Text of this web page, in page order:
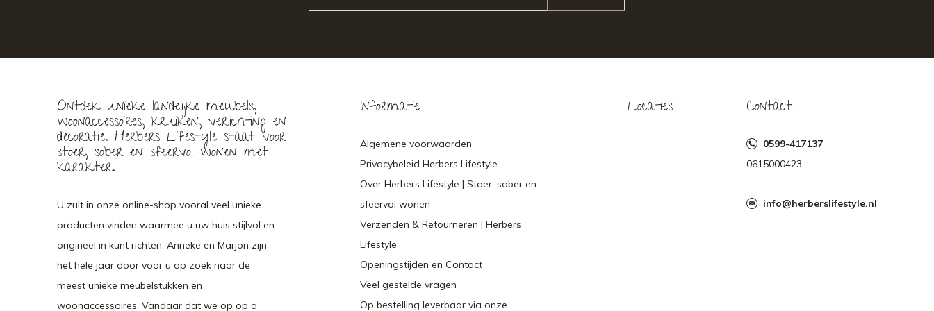
Ontdek unieke landelijke meubels,
woonaccessoires, kruiken, verlichting en
decoratie. Herbers Lifestyle staat voor
stoer, sober en sfeervol wonen met
karakter.
U zult in onze online-shop vooral veel unieke
producten vinden waarmee u uw huis stijlvol en
origineel in kunt richten. Anneke en Marjon zijn
het hele jaar door voor u op zoek naar de
meest unieke meubelstukken en
woonaccessoires. Vandaar dat we op op a
Informatie
Algemene voorwaarden
Privacybeleid Herbers Lifestyle
Over Herbers Lifestyle | Stoer, sober en
sfeervol wonen
Verzenden & Retourneren | Herbers
Lifestyle
Openingstijden en Contact
Veel gestelde vragen
Op bestelling leverbaar via onze
Locaties Contact
0599-417137
0615000423
info@herberslifestyle.nl